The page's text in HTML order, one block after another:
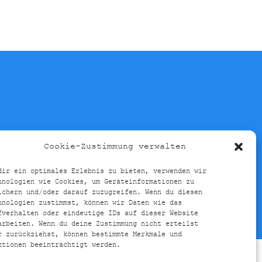
Cookie-Zustimmung verwalten
dir ein optimales Erlebnis zu bieten, verwenden wir
wie Cookies, um Geräteinformationen zu
und/oder darauf zuzugreifen. Wenn du diesen
zustimmst, können wir Daten wie das
oder eindeutige IDs auf dieser Website
Wenn du deine Zustimmung nicht erteilst
zurückziehst, können bestimmte Merkmale und
beeinträchtigt werden.